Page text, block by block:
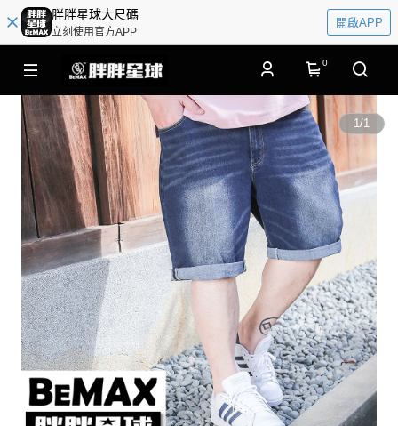
胖胖星球大尺碼
立刻使用官方APP
開啟APP
0
1/1